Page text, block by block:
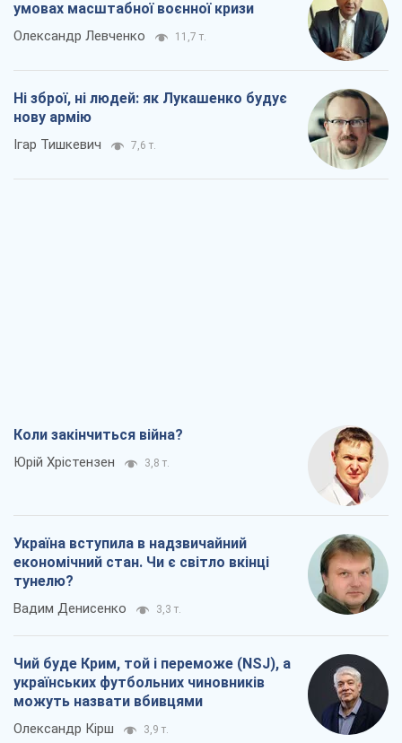
умовах масштабної воєнної кризи
Олександр Левченко 11,7 т.
Ні зброї, ні людей: як Лукашенко будує
нову армію
Ігар Тишкевич 7,6 т.
Коли закінчиться війна?
Юрій Хрістензен 3,8 т.
Україна вступила в надзвичайний
економічний стан. Чи є світло вкінці
тунелю?
Вадим Денисенко 3,3 т.
Чий буде Крим, той і переможе (NSJ), а
українських футбольних чиновників
можуть назвати вбивцями
Олександр Кірш 3,9 т.